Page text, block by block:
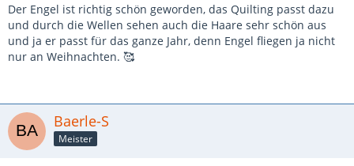
Der Engel ist richtig schön geworden, das Quilting passt dazu
und durch die Wellen sehen auch die Haare sehr schön aus
und ja er passt für das ganze Jahr, denn Engel fliegen ja nicht
nur an Weihnachten. 🥰
Baerle-S
Meister